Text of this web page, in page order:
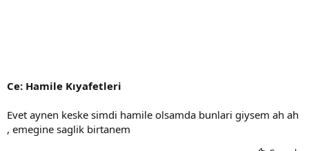
Ce: Hamile Kıyafetleri
Evet aynen keske simdi hamile olsamda bunlari giysem ah ah
, emegine saglik birtanem